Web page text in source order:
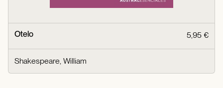
Otelo 5,95 €
Shakespeare, William